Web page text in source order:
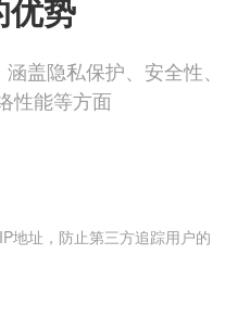
优势
盖隐私保护、安全性、
性能等方面
地址，防止第三方追踪用户的